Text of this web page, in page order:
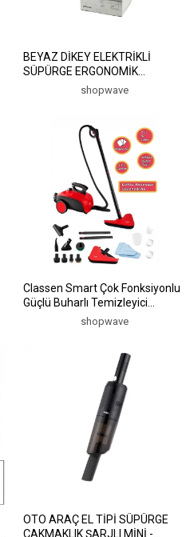
BEYAZ DİKEY ELEKTRİKLİ
SÜPÜRGE ERGONOMİK
KATLANABİLİR BORU 500W 90°
DÖNEBİLEN BAŞLIK PRATİK
shopwave
Classen Smart Çok Fonksiyonlu
Güçlü Buharlı Temizleyici
Makinesi (5047)shopwave
OTO ARAÇ EL TİPİ SÜPÜRGE
ÇAKMAKLIK ŞARJLI MİNİ -